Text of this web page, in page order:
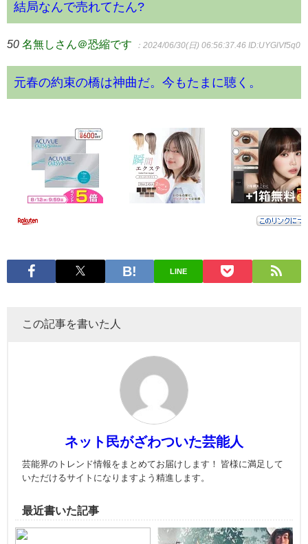
結局なんで売れてたん?
50 名無しさん＠恐縮です ：2024/06/30(日) 06:56:37.46 ID:UYGlVf5q0
元春の約束の橋は神曲だ。今もたまに聴く。
LINE
この記事を書いた人
ネット民がざわついた芸能人
芸能界のトレンド情報をまとめてお届けします！ 皆様に満足して
いただけるサイトになりますよう精進します。
最近書いた記事